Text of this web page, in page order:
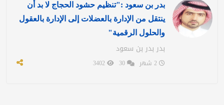
بدر بن سعود :"تنظيم حشود الحجاج لا بد أن
ينتقل من الإدارة بالعضلات إلى الإدارة بالعقول
والحلول الرقمية"
بدر بدر بن سعود